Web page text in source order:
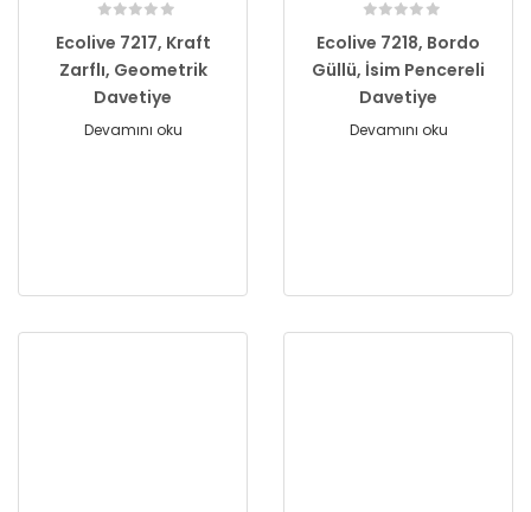
Ecolive 7217, Kraft
Zarflı, Geometrik
Davetiye
Devamını oku
Ecolive 7218, Bordo
Güllü, İsim Pencereli
Davetiye
Devamını oku